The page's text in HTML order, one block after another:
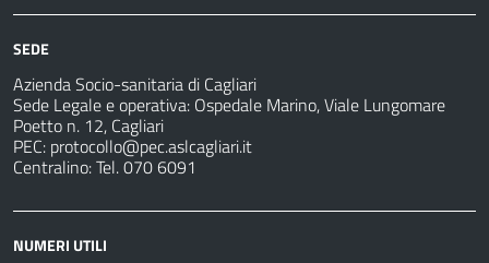
sanitarie
fare
SEDE
Azienda Socio-sanitaria di Cagliari
Sede Legale e operativa: Ospedale Marino, Viale Lungomare
Poetto n. 12, Cagliari
PEC: protocollo@pec.aslcagliari.it
Centralino: Tel. 070 6091
NUMERI UTILI